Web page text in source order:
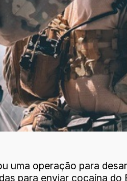
uma operação para
para enviar cocaína